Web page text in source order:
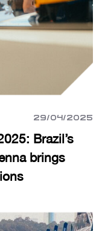
29/04/2025
Brazil’s
brings